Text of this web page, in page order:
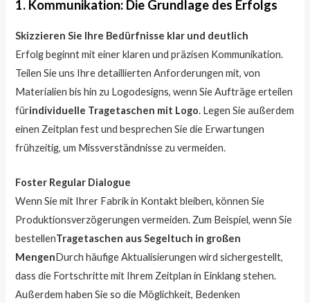
1. Kommunikation: Die Grundlage des Erfolgs
Skizzieren Sie Ihre Bedürfnisse klar und deutlich
Erfolg beginnt mit einer klaren und präzisen Kommunikation.
Teilen Sie uns Ihre detaillierten Anforderungen mit, von
Materialien bis hin zu Logodesigns, wenn Sie Aufträge erteilen
fürindividuelle Tragetaschen mit Logo. Legen Sie außerdem
einen Zeitplan fest und besprechen Sie die Erwartungen
frühzeitig, um Missverständnisse zu vermeiden.
Foster Regular Dialogue
Wenn Sie mit Ihrer Fabrik in Kontakt bleiben, können Sie
Produktionsverzögerungen vermeiden. Zum Beispiel, wenn Sie
bestellenTragetaschen aus Segeltuch in großen
MengenDurch häufige Aktualisierungen wird sichergestellt,
dass die Fortschritte mit Ihrem Zeitplan in Einklang stehen.
Außerdem haben Sie so die Möglichkeit, Bedenken